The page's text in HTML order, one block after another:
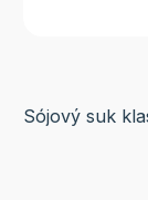
Sójový suk